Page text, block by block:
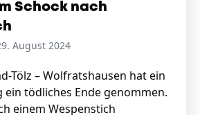
Schock nach
August 2024
Tölz – Wolfratshausen hat ein
ein tödliches Ende genommen.
einem Wespenstich